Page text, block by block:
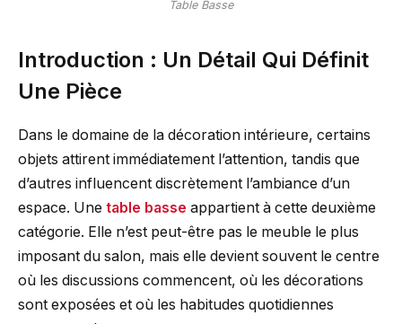
Table Basse
Introduction : Un Détail Qui Définit
Une Pièce
Dans le domaine de la décoration intérieure, certains
objets attirent immédiatement l’attention, tandis que
d’autres influencent discrètement l’ambiance d’un
espace. Une table basse appartient à cette deuxième
catégorie. Elle n’est peut-être pas le meuble le plus
imposant du salon, mais elle devient souvent le centre
où les discussions commencent, où les décorations
sont exposées et où les habitudes quotidiennes